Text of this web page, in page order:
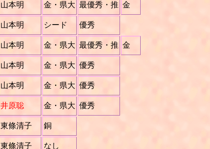
山本明 金・県大 最優秀・推 金
山本明 シード 優秀
山本明 金・県大 最優秀・推 金
山本明 金・県大 優秀
山本明 金・県大 優秀
井原聡 金・県大 優秀
東條清子 銅
東條清子 なし